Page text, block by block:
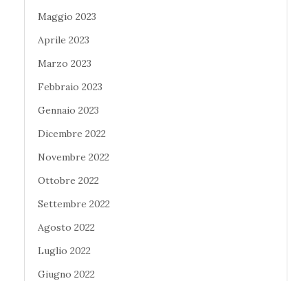
Maggio 2023
Aprile 2023
Marzo 2023
Febbraio 2023
Gennaio 2023
Dicembre 2022
Novembre 2022
Ottobre 2022
Settembre 2022
Agosto 2022
Luglio 2022
Giugno 2022